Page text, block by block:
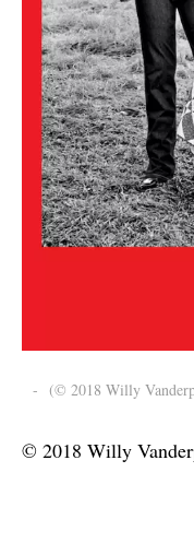
- (© 2018 Willy
© 2018 Willy